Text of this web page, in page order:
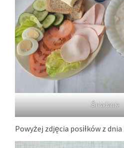
Śniadanie
Powyżej zdjęcia posiłków z dnia